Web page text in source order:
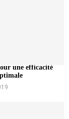
une efficacité